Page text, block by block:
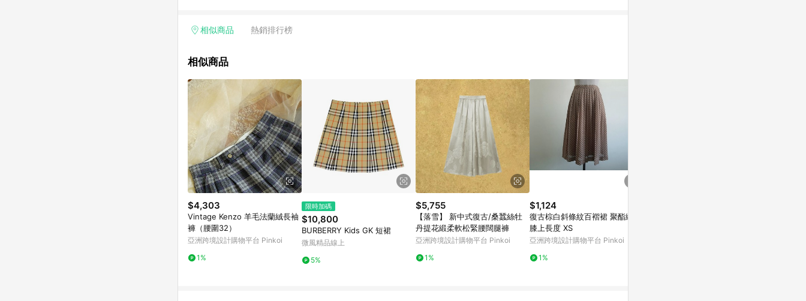
一歲以下嬰兒配方奶粉、醫療器材：回饋０％ 詳細不回饋商品請見此公告 https://reurl.cc/Gazvnp 5. 蝦皮直營_餐券
除折價券、運費與蝦幣後之最終金額進行計算。 8. 同一商品品項(即便不同尺寸規格)，皆會計入同一筆返點上限進行
成不同筆訂單編號發送通知。 11. 若使用折價券折抵，可能會有攤提折抵導致訂單金額些微落差 12. 蝦皮會將LINE的導
購跳轉紀錄與蝦皮的會員ID進行綁定，若後續七天內未透過其他媒體來源導入蝦皮官網，則七天內於該蝦皮帳號下訂的
首筆訂單會被蝦皮認列為該LINE用戶導購跳轉時所成立之訂單。 13. 若同一用戶使用一個以上蝦皮帳號透過LINE購物
進行導購，將可能導致無法收到導購通知，亦可能無法收到點數，再請留意。 14. 請注意以下行為將可能導致無法取得
LINE POINTS 點數回饋資格：使用非指定之途徑及方式完成交易，或經由蝦皮系統判斷點擊路徑不符合回饋資格或規
則者。 15. 若有贈點爭議，請務必於訂單日期+60天以內進行洽詢確認；超過60天(含)以上進行申訴，恕無法贈點回
饋。需檢附蝦皮訂單完成、LINE購物訂單記錄，如於LINE購物訂單紀錄已呈現：「非本次前往蝦皮商店之品項，不符
合回饋資格」，則不受理此案件。 [注意事項] 1.如導購途中用戶由網頁版(電腦版/手機版網頁)切換為 App 會造成追蹤
中斷而無法進行 LINE POINTS 回饋 2.若購買過程中關閉蝦皮APP，則需重新透過LINE購物前往蝦皮商城，否則無法進
行LINE POINTS 回饋。 / 3.如用戶先前往蝦皮商城將商品加入購物車，後續透過LINE購物前往至蝦皮商城將購物車結
清，此方案將不列入 LINE Points 回饋 4.若因系統異常無法追蹤訂單，致使消費者無接收到點數回饋，蝦皮保有更改
條款與法律追訴之權利 5. LINE購物商品價格若與蝦皮賣場實際價格有異，以蝦皮賣場價格為準 6. 實際回饋，依蝦皮
系統盼為最終判定標準
相似商品 熱銷排行榜
相似商品
$4,303
Vintage Kenzo 羊毛法蘭絨長袖
褲（腰圍32）
亞洲跨境設計購物平台 Pinkoi
1%
限時加碼
$10,800
BURBERRY Kids GK 短裙
微風精品線上
5%
$5,755
【落雪】 新中式復古/桑蠶絲牡
丹提花緞柔軟松緊腰闊腿褲
亞洲跨境設計購物平台 Pinkoi
1%
$1,124
復古棕白斜條紋百褶裙 聚酯纖維
膝上長度 XS
亞洲跨境設計購物平台 Pinkoi
1%